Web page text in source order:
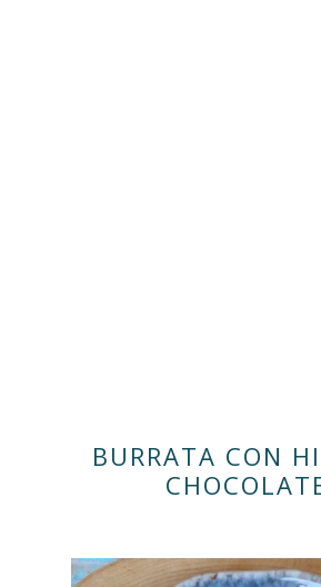
BURRATA CON